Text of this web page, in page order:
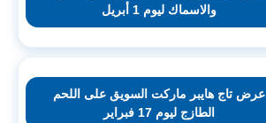
والاسماك ليوم 1 أبريل
عرض تاج هايبر ماركت السويق على اللحم
الطازج ليوم 17 فبراير